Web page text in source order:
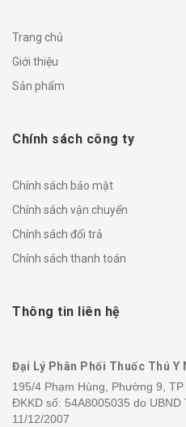
Trang chủ
Giới thiệu
Sản phẩm
Chính sách công ty
Chính sách bảo mật
Chính sách vận chuyển
Chính sách đổi trả
Chính sách thanh toán
Thông tin liên hệ
Đại Lý Phân Phối Thuốc Thú Y
195/4 Phạm Hùng, Phường 9,
ĐKKD số: 54A8005035 do
11/12/2007